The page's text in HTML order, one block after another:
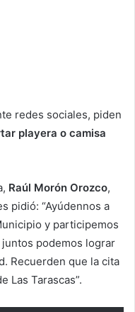
redes sociales, piden
playera o camisa
Raúl Morón Orozco,
pidió: “Ayúdennos a
y participemos
juntos podemos lograr
Recuerden que la cita
Las Tarascas”.